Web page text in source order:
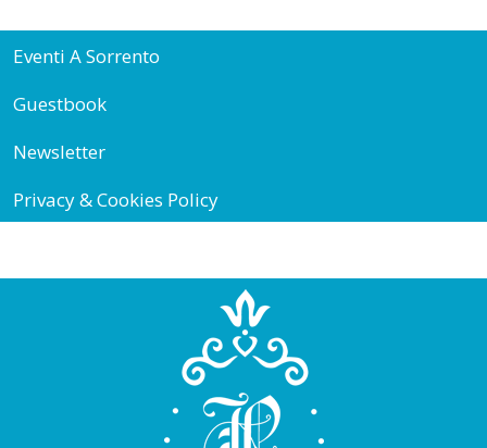
Eventi A Sorrento
Guestbook
Newsletter
Privacy & Cookies Policy